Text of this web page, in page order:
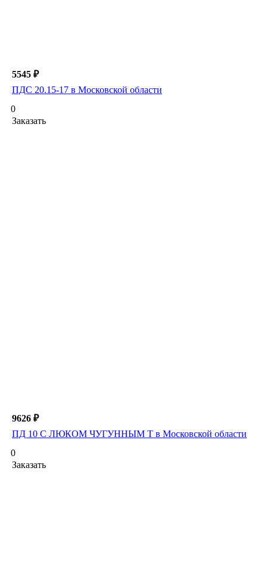
5545 ₽
ПДС 20.15-17 в Московской области
0
Заказать
9626 ₽
ПД 10 С ЛЮКОМ ЧУГУННЫМ Т в Московской области
0
Заказать